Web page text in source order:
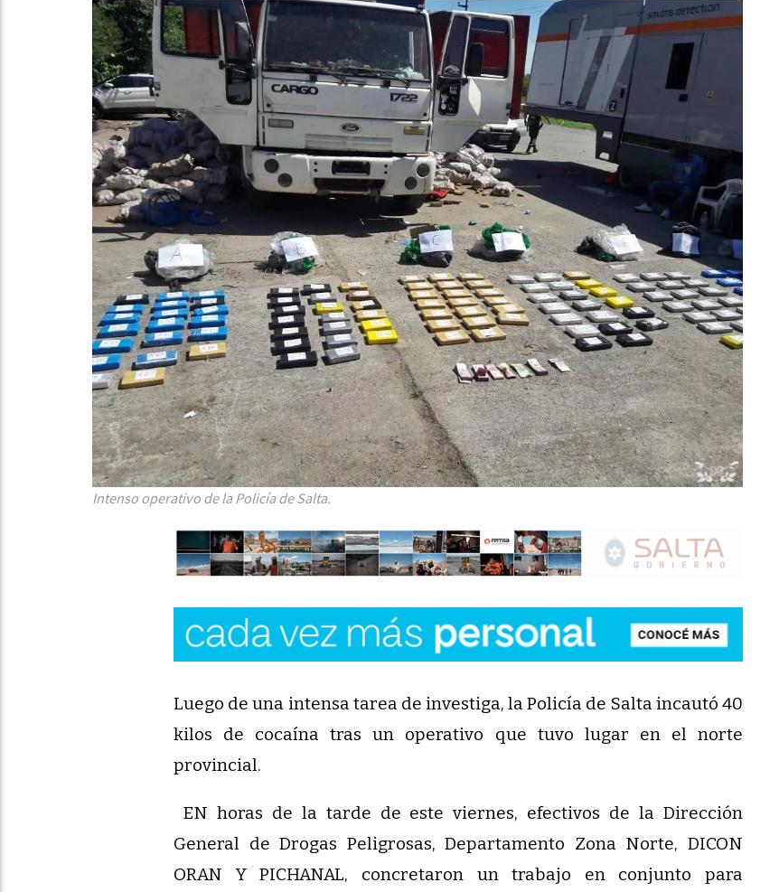
Intenso operativo de la Policía de Salta.
Luego de una intensa tarea de investiga, la Policía de Salta incautó 40
kilos de cocaína tras un operativo que tuvo lugar en el norte
provincial.
EN horas de la tarde de este viernes, efectivos de la Dirección
General de Drogas Peligrosas, Departamento Zona Norte, DICON
ORAN Y PICHANAL, concretaron un trabajo en conjunto para